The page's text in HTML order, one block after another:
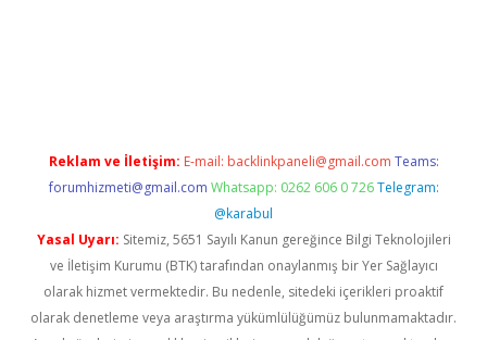
Reklam ve İletişim: E-mail: backlinkpaneli@gmail.com Teams:
forumhizmeti@gmail.com Whatsapp: 0262 606 0 726 Telegram:
@karabul
Yasal Uyarı: Sitemiz, 5651 Sayılı Kanun gereğince Bilgi Teknolojileri
ve İletişim Kurumu (BTK) tarafından onaylanmış bir Yer Sağlayıcı
olarak hizmet vermektedir. Bu nedenle, sitedeki içerikleri proaktif
olarak denetleme veya araştırma yükümlülüğümüz bulunmamaktadır.